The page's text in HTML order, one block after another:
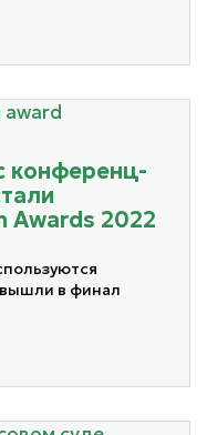
конференц-
Awards 2022
в финал